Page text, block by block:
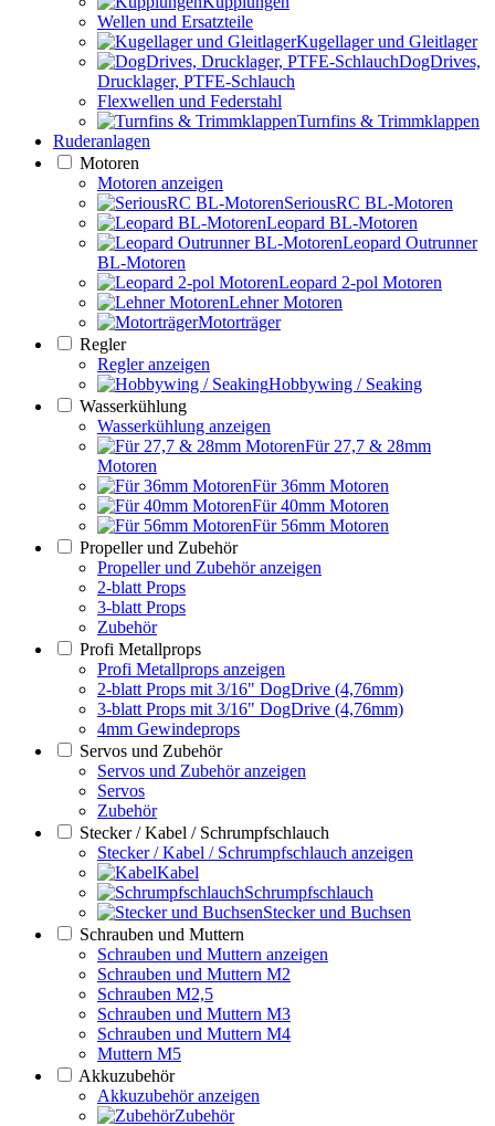
Wellen und Ersatzteile
Kugellager und Gleitlager
DogDrives,
Drucklager, PTFE-Schlauch
Flexwellen und Federstahl
Turnfins & Trimmklappen
Ruderanlagen
Motoren
Motoren anzeigen
SeriousRC BL-Motoren
Leopard BL-Motoren
Leopard Outrunner
BL-Motoren
Leopard 2-pol Motoren
Lehner Motoren
Motorträger
Regler
Regler anzeigen
Hobbywing / Seaking
Wasserkühlung
Wasserkühlung anzeigen
Für 27,7 & 28mm
Motoren
Für 36mm Motoren
Für 40mm Motoren
Für 56mm Motoren
Propeller und Zubehör
Propeller und Zubehör anzeigen
2-blatt Props
3-blatt Props
Zubehör
Profi Metallprops
Profi Metallprops anzeigen
2-blatt Props mit 3/16" DogDrive (4,76mm)
3-blatt Props mit 3/16" DogDrive (4,76mm)
4mm Gewindeprops
Servos und Zubehör
Servos und Zubehör anzeigen
Servos
Zubehör
Stecker / Kabel / Schrumpfschlauch
Stecker / Kabel / Schrumpfschlauch anzeigen
Kabel
Schrumpfschlauch
Stecker und Buchsen
Schrauben und Muttern
Schrauben und Muttern anzeigen
Schrauben und Muttern M2
Schrauben M2,5
Schrauben und Muttern M3
Schrauben und Muttern M4
Muttern M5
Akkuzubehör
Akkuzubehör anzeigen
Zubehör